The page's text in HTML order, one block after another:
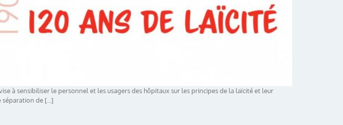
à sensibiliser le personnel et les usagers des hôpitaux sur les principes de la laïcité et leur
séparation de […]